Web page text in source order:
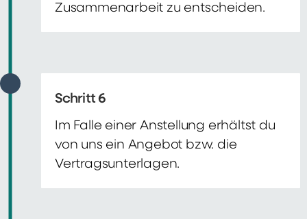
Zusammenarbeit zu entscheiden.
Schritt 6
Im Falle einer Anstellung erhältst du
von uns ein Angebot bzw. die
Vertragsunterlagen.